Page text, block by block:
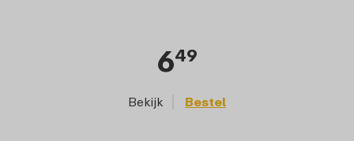
649
Bekijk Bestel